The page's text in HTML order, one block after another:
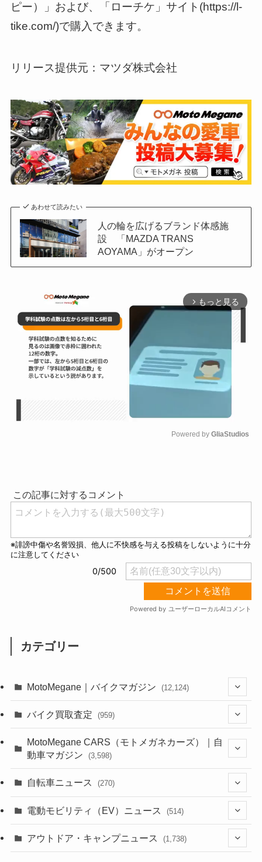
ピー）」および、「ローチケ」サイト(https://l-
tike.com/)で購入できます。
リリース提供元：マツダ株式会社
あわせて読みたい
人の輪を広げるブランド体感施
設 「MAZDA TRANS
AOYAMA」がオープン
arrow_forward_ios もっと見る
Powered by GliaStudios
カテゴリー
MotoMegane｜バイクマガジン (12,124)
(44)
(637)
(118)
(60)
(251)
(38) (249)
(306)
(6,953)
(2,473)
(1,226)
バイク買取査定 (959)
(352)
MotoMegane CARS（モトメガネカーズ）｜自
動車マガジン
(3,598)
(185)
自転車ニュース (270)
(54)
(211)
電動モビリティ（EV）ニュース (514)
(132)
アウトドア・キャンプニュース (1,738)